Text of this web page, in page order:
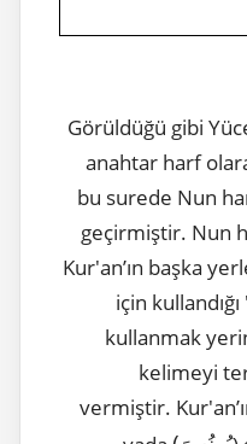
Görüldüğü gibi
anahtar harf
bu surede Nun
geçirmiştir. Nun
Kur'an’ın başka
için
kullanmak
kelimeyi
vermiştir.